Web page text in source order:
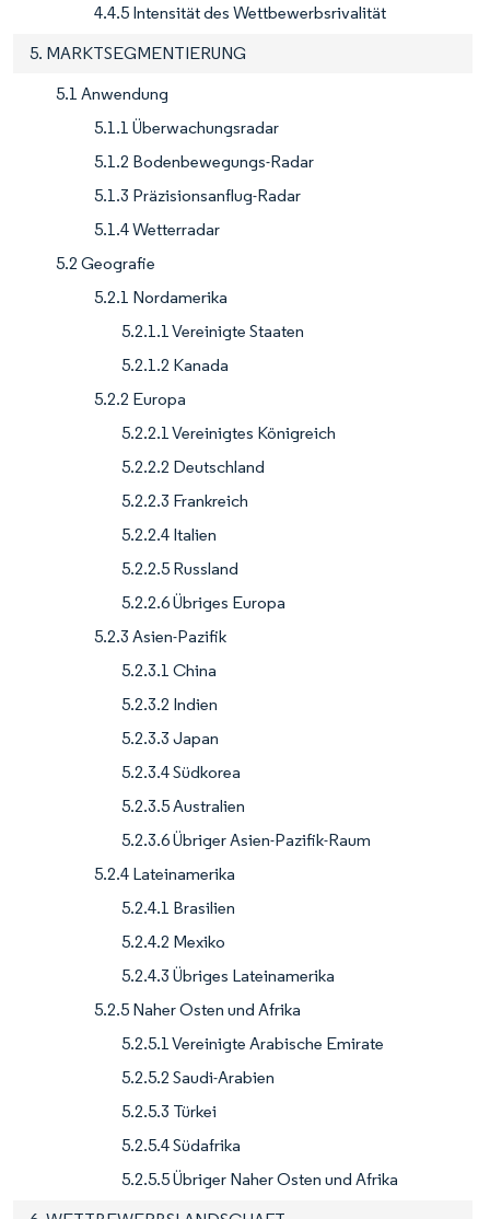
4.4.5 Intensität des Wettbewerbsrivalität
5. MARKTSEGMENTIERUNG
5.1 Anwendung
5.1.1 Überwachungsradar
5.1.2 Bodenbewegungs-Radar
5.1.3 Präzisionsanflug-Radar
5.1.4 Wetterradar
5.2 Geografie
5.2.1 Nordamerika
5.2.1.1 Vereinigte Staaten
5.2.1.2 Kanada
5.2.2 Europa
5.2.2.1 Vereinigtes Königreich
5.2.2.2 Deutschland
5.2.2.3 Frankreich
5.2.2.4 Italien
5.2.2.5 Russland
5.2.2.6 Übriges Europa
5.2.3 Asien-Pazifik
5.2.3.1 China
5.2.3.2 Indien
5.2.3.3 Japan
5.2.3.4 Südkorea
5.2.3.5 Australien
5.2.3.6 Übriger Asien-Pazifik-Raum
5.2.4 Lateinamerika
5.2.4.1 Brasilien
5.2.4.2 Mexiko
5.2.4.3 Übriges Lateinamerika
5.2.5 Naher Osten und Afrika
5.2.5.1 Vereinigte Arabische Emirate
5.2.5.2 Saudi-Arabien
5.2.5.3 Türkei
5.2.5.4 Südafrika
5.2.5.5 Übriger Naher Osten und Afrika